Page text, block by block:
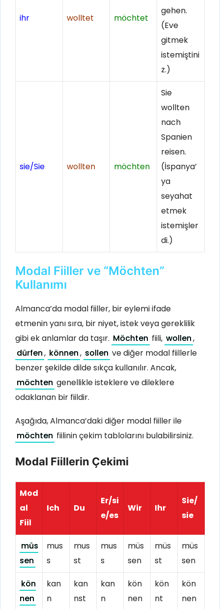
ihr wolltet möchtet
gehen.
(Eve
gitmek
istemiştini
z.)
sie/Sie wollten möchten
Sie
wollten
nach
Spanien
reisen.
(İspanya’
ya
seyahat
etmek
istemişler
di.)
Modal Fiiller ve “Möchten”
Kullanımı
Almanca’da modal fiiller, bir eylemi ifade
etmenin yanı sıra, bir niyet, istek veya gereklilik
gibi ek anlamlar da taşır. Möchten fiili, wollen,
dürfen, können, sollen ve diğer modal fiillerle
benzer şekilde dilde sıkça kullanılır. Ancak,
möchten genellikle isteklere ve dileklere
odaklanan bir fiildir.
Aşağıda, Almanca’daki diğer modal fiiller ile
möchten fiilinin çekim tablolarını bulabilirsiniz.
Modal Fiillerin Çekimi
Mod
al
Fiil
Ich Du
Er/si
e/es
Wir Ihr
Sie/
sie
müs
sen
mus
s
mus
st
mus
s
müs
sen
müs
st
müs
sen
kön
nen
kan
n
kan
nst
kan
n
kön
nen
kön
nt
kön
nen